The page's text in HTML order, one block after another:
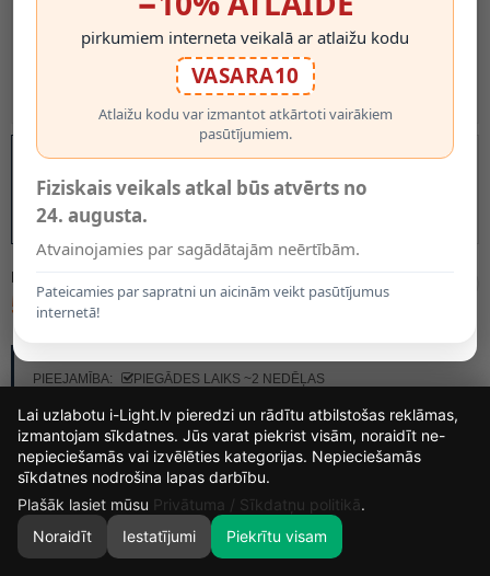
0
MODELIS:
54.50€
PIEEJAMĪBA:
PIEGĀDES LAIKS ~2 NEDĒĻAS
pirkumiem interneta veikalā ar atlaižu kodu
VASARA10
Atlaižu kodu var izmantot atkārtoti vairākiem
pasūtījumiem.
Fiziskais veikals atkal būs atvērts no
24. augusta.
Atvainojamies par sagādātajām neērtībām.
Pateicamies par sapratni un aicinām veikt pasūtījumus
internetā!
14
DIENAS
8
STUNDAS
49
MIN.
0
Lai uzlabotu i-Light.lv pieredzi un rādītu atbilstošas reklāmas,
izmantojam sīkdatnes. Jūs varat piekrist visām, noraidīt ne-
nepieciešamās vai izvēlēties kategorijas. Nepieciešamās
sīkdatnes nodrošina lapas darbību.
Plašāk lasiet mūsu Privātuma / Sīkdatņu politikā.
Noraidīt
Iestatījumi Piekrītu visam